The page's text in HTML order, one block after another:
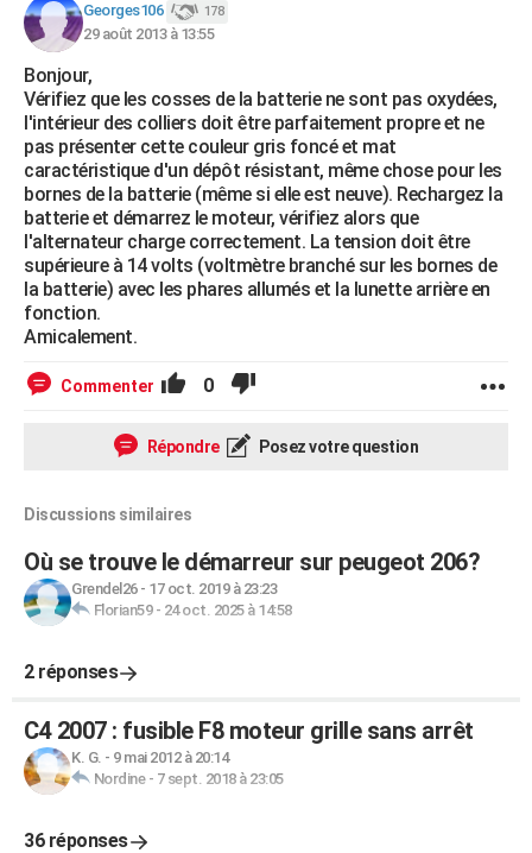
Georges106 178
29 août 2013 à 13:55
Bonjour,
Vérifiez que les cosses de la batterie ne sont pas oxydées,
l'intérieur des colliers doit être parfaitement propre et ne
pas présenter cette couleur gris foncé et mat
caractéristique d'un dépôt résistant, même chose pour les
bornes de la batterie (même si elle est neuve). Rechargez la
batterie et démarrez le moteur, vérifiez alors que
l'alternateur charge correctement. La tension doit être
supérieure à 14 volts (voltmètre branché sur les bornes de
la batterie) avec les phares allumés et la lunette arrière en
fonction.
Amicalement.
Commenter 0
Répondre Posez votre question
Discussions similaires
Où se trouve le démarreur sur peugeot 206?
Grendel26- 17 oct. 2019 à 23:23
Florian59- 24 oct. 2025 à 14:58
2 réponses
C4 2007 : fusible F8 moteur grille sans arrêt
K. G. - 9 mai 2012 à 20:14
Nordine- 7 sept. 2018 à 23:05
36 réponses